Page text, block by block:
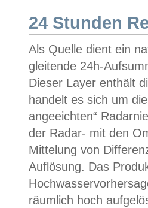
24 Stunden
Als Quelle dient ein
gleitende 24h-
Dieser Layer enthält
handelt es sich um
angeeichten“
der Radar- mit den
Mittelung von
Auflösung. Das
räumlich hoch